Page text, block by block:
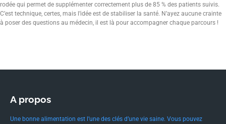
rodée qui permet de supplémenter correctement plus de 85 % des patients suivis.
C’est technique, certes, mais l’idée est de stabiliser la santé. N’ayez aucune crainte
à poser des questions au médecin, il est là pour accompagner chaque parcours !
A propos
Une bonne alimentation est l’une des clés d’une vie saine. Vous pouvez